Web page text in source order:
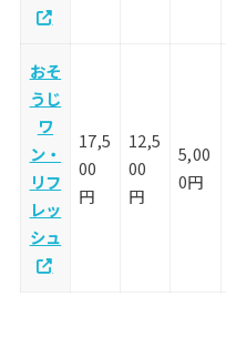
おそ
うじ
ワ
ン・
リフ
レッ
シュ
17,5
00
円
12,5
00
円
5,00
0円